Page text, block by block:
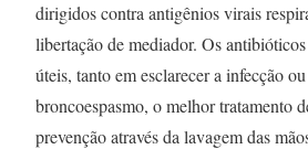
dirigidos contra antigênios virais
libertação de mediador. Os
úteis, tanto em esclarecer a infecção
broncoespasmo, o melhor tratamento
prevenção através da lavagem das